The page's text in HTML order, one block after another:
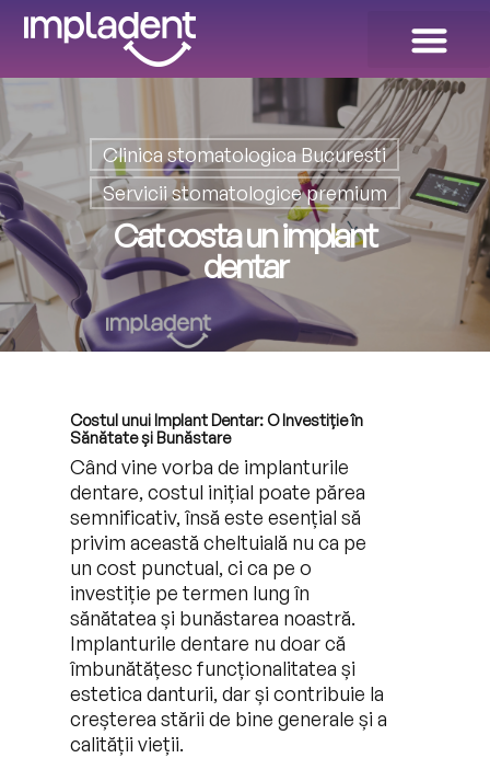
Clinica stomatologica Bucuresti
Servicii stomatologice premium
Cat costa un implant
dentar
Costul unui Implant Dentar: O Investiție în
Sănătate și Bunăstare
Când vine vorba de implanturile
dentare, costul inițial poate părea
semnificativ, însă este esențial să
privim această cheltuială nu ca pe
un cost punctual, ci ca pe o
investiție pe termen lung în
sănătatea și bunăstarea noastră.
Implanturile dentare nu doar că
îmbunătățesc funcționalitatea și
estetica danturii, dar și contribuie la
creșterea stării de bine generale și a
calității vieții.